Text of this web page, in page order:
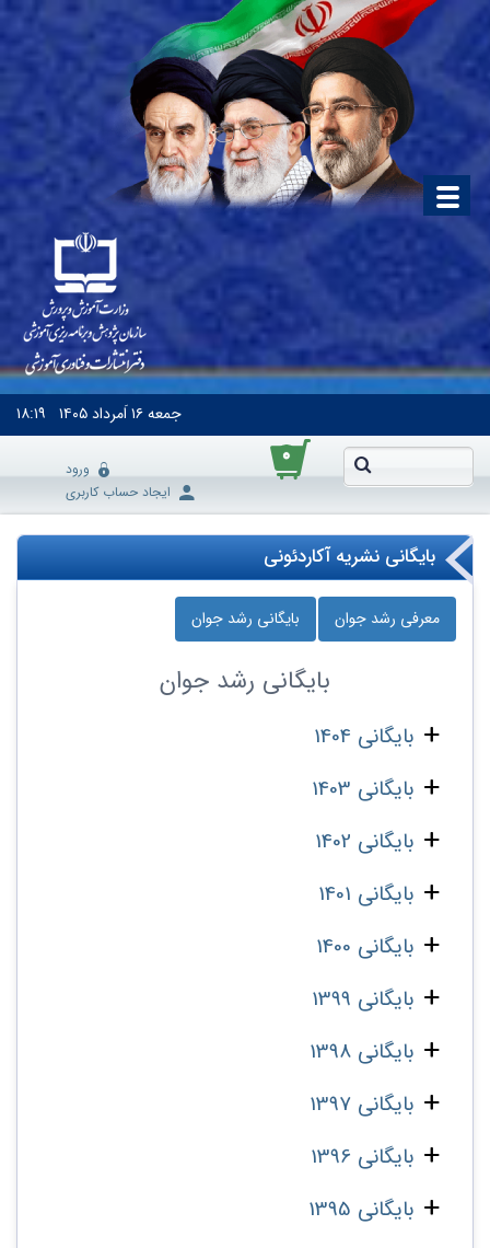
جمعه۱۶ اَمرداد ۱۴۰۵ ۱۸:۱۹
۰
ورود
ایجاد حساب کاربری
بایگانی نشریه آکاردئونی
معرفی رشد جوان بایگانی رشد جوان
بایگانی رشد جوان
بایگانی 1404
بایگانی 1403
بایگانی 1402
بایگانی 1401
بایگانی 1400
بایگانی 1399
بایگانی 1398
بایگانی 1397
بایگانی 1396
بایگانی 1395